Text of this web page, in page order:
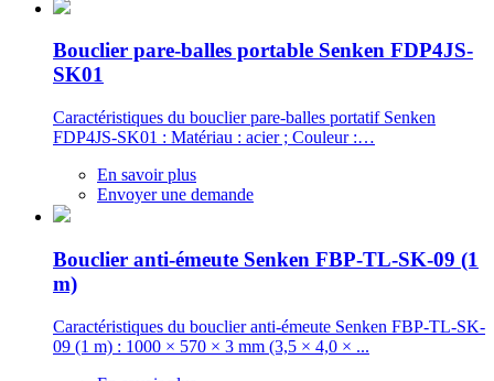
Bouclier pare-balles portable Senken FDP4JS-
SK01
Caractéristiques du bouclier pare-balles portatif Senken
FDP4JS-SK01 : Matériau : acier ; Couleur :…
En savoir plus
Envoyer une demande
Bouclier anti-émeute Senken FBP-TL-SK-09 (1
m)
Caractéristiques du bouclier anti-émeute Senken FBP-TL-SK-
09 (1 m) : 1000 × 570 × 3 mm (3,5 × 4,0 × ...